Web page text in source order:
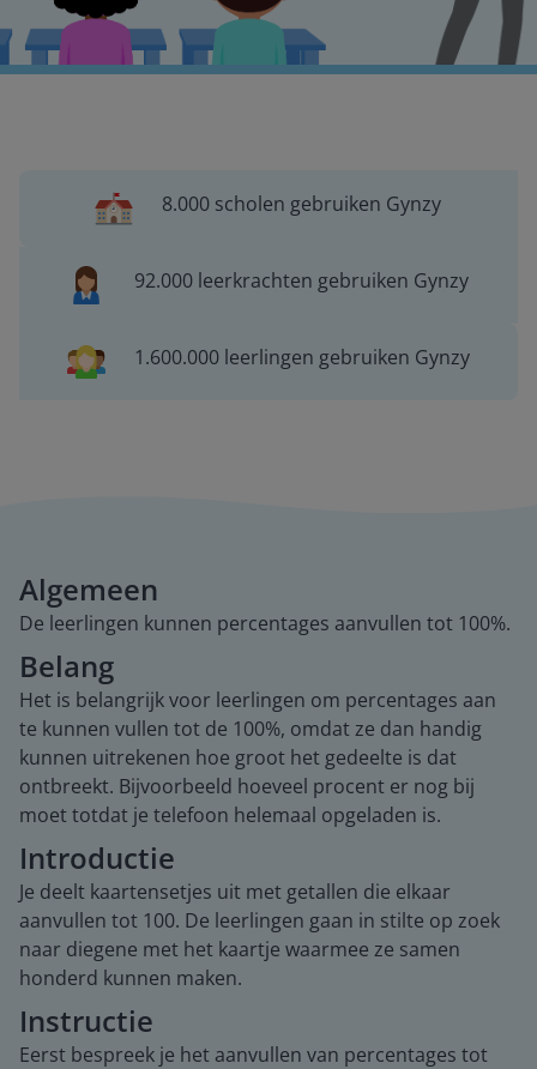
8.000 scholen gebruiken Gynzy
92.000 leerkrachten gebruiken Gynzy
1.600.000 leerlingen gebruiken Gynzy
Algemeen
De leerlingen kunnen percentages aanvullen tot 100%.
Belang
Het is belangrijk voor leerlingen om percentages aan
te kunnen vullen tot de 100%, omdat ze dan handig
kunnen uitrekenen hoe groot het gedeelte is dat
ontbreekt. Bijvoorbeeld hoeveel procent er nog bij
moet totdat je telefoon helemaal opgeladen is.
Introductie
Je deelt kaartensetjes uit met getallen die elkaar
aanvullen tot 100. De leerlingen gaan in stilte op zoek
naar diegene met het kaartje waarmee ze samen
honderd kunnen maken.
Instructie
Eerst bespreek je het aanvullen van percentages tot